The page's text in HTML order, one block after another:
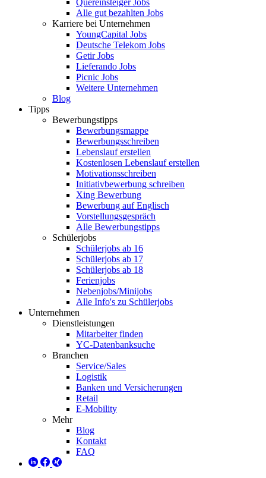
Quereinsteiger Jobs
Alle gut bezahlten Jobs
Karriere bei Unternehmen
YoungCapital Jobs
Deutsche Telekom Jobs
Getir Jobs
Lieferando Jobs
Picnic Jobs
Weitere Unternehmen
Blog
Tipps
Bewerbungstipps
Bewerbungsmappe
Bewerbungsschreiben
Lebenslauf erstellen
Kostenlosen Lebenslauf erstellen
Motivationsschreiben
Initiativbewerbung schreiben
Xing Bewerbung
Bewerbung auf Englisch
Vorstellungsgespräch
Alle Bewerbungstipps
Schülerjobs
Schülerjobs ab 16
Schülerjobs ab 17
Schülerjobs ab 18
Ferienjobs
Nebenjobs/Minijobs
Alle Info's zu Schülerjobs
Unternehmen
Dienstleistungen
Mitarbeiter finden
YC-Datenbanksuche
Branchen
Service/Sales
Logistik
Banken und Versicherungen
Retail
E-Mobility
Mehr
Blog
Kontakt
FAQ